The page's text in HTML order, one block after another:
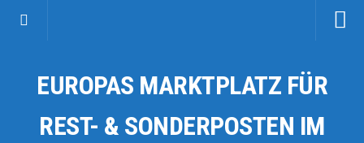
Kategorien
Auto & Motorrad
EUROPAS MARKTPLATZ FÜR
REST- & SONDERPOSTEN IM